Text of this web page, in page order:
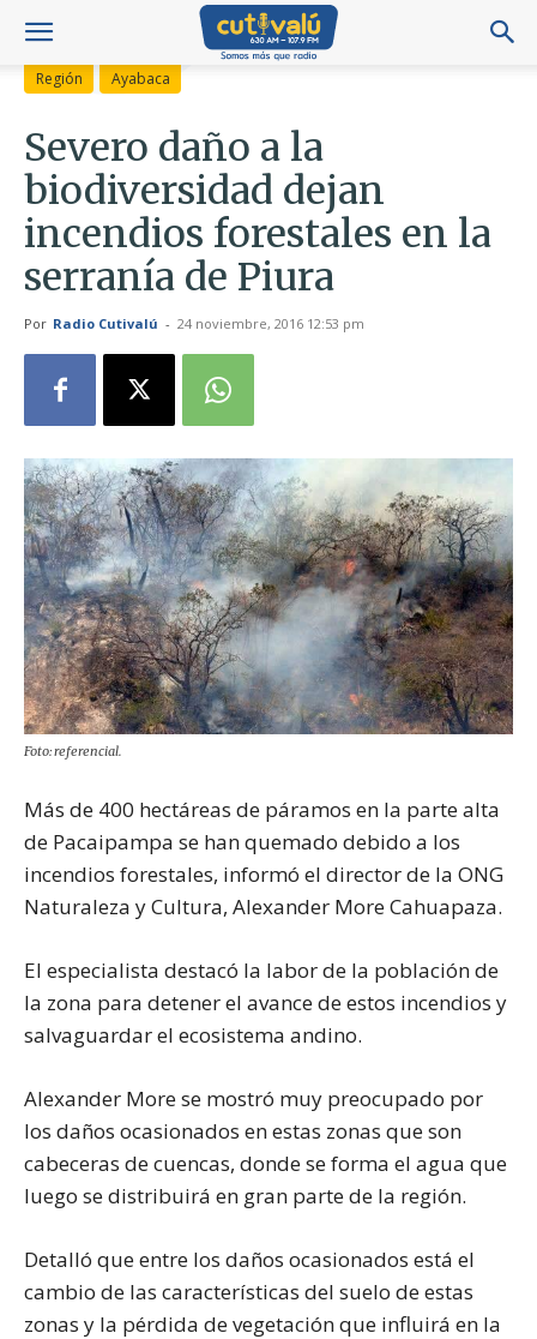
Región Ayabaca
Severo daño a la
biodiversidad dejan
incendios forestales en la
serranía de Piura
Por Radio Cutivalú - 24 noviembre, 2016 12:53 pm
Foto: referencial.
Más de 400 hectáreas de páramos en la parte alta
de Pacaipampa se han quemado debido a los
incendios forestales, informó el director de la ONG
Naturaleza y Cultura, Alexander More Cahuapaza.
El especialista destacó la labor de la población de
la zona para detener el avance de estos incendios y
salvaguardar el ecosistema andino.
Alexander More se mostró muy preocupado por
los daños ocasionados en estas zonas que son
cabeceras de cuencas, donde se forma el agua que
luego se distribuirá en gran parte de la región.
Detalló que entre los daños ocasionados está el
cambio de las características del suelo de estas
zonas y la pérdida de vegetación que influirá en la